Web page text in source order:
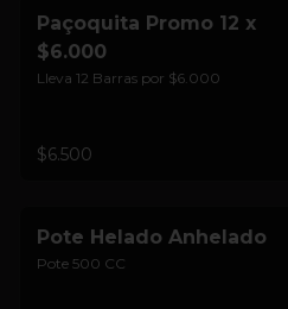
Paçoquita Promo 12 x
$6.000
Lleva 12 Barras por $6.000
$6.500
Pote Helado Anhelado
Pote 500 CC